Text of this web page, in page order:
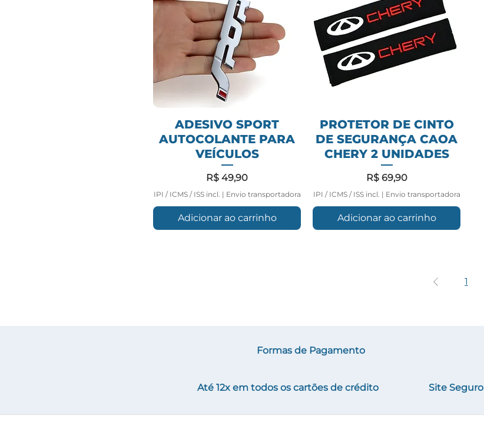
ADESIVO SPORT
AUTOCOLANTE PARA
VEÍCULOS
Preço
R$ 49,90
IPI / ICMS / ISS incl. | Envio transportadora
Adicionar ao carrinho
PROTETOR DE CINTO
DE SEGURANÇA CAOA
CHERY 2 UNIDADES
Preço
R$ 69,90
IPI / ICMS / ISS incl. | Envio transportadora
Adicionar ao carrinho
1
Formas de Pagamento
Até 12x em todos os cartões de crédito Site Seguro